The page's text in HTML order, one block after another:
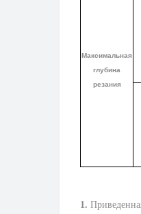
Максимальная
глубина
резания
1.